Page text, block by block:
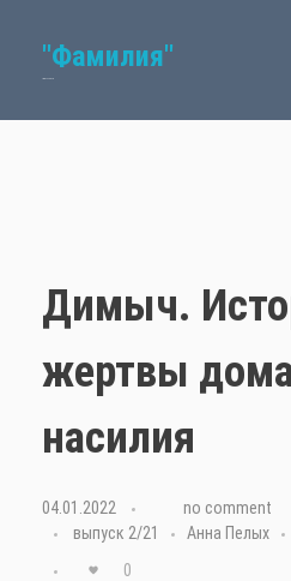
"Фамилия"
Димыч.
жертвы
насилия
04.01.2022
no comment
выпуск 2/21
Анна Пелых
0